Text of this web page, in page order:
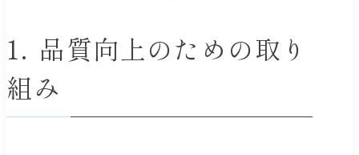
品質向上のための取り
組み